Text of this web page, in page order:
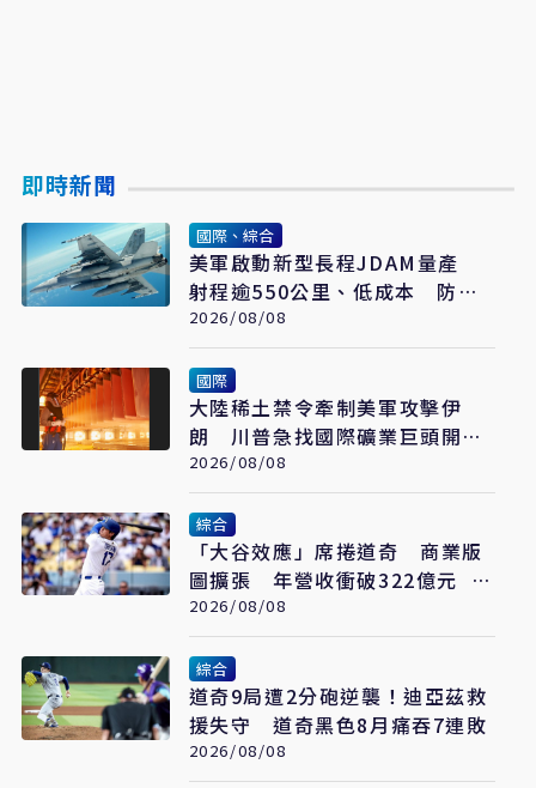
即時新聞
國際、綜合
美軍啟動新型長程JDAM量產
射程逾550公里、低成本 防區
外打擊新利器
2026/08/08
國際
大陸稀土禁令牽制美軍攻擊伊
朗 川普急找國際礦業巨頭開會
反制
2026/08/08
綜合
「大谷效應」席捲道奇 商業版
圖擴張 年營收衝破322億元 只
是起點
2026/08/08
綜合
道奇9局遭2分砲逆襲！迪亞茲救
援失守 道奇黑色8月痛吞7連敗
2026/08/08